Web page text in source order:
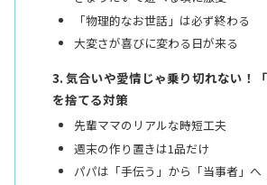
「物理的なお世話」は必ず終わる
大変さが喜びに変わる日が来る
気合いや愛情じゃ乗り切れない！「
を捨てる対策
先輩ママのリアルな時短工夫
週末の作り置きは1品だけ
パパは「手伝う」から「当事者」へ